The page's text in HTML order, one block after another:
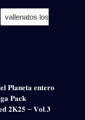
vallenatos los
𝐏𝐥𝐚𝐧𝐞𝐭𝐚 𝐞𝐧𝐭𝐞𝐫𝐨
𝐏𝐚𝐜𝐤
𝟐𝐊𝟐𝟓 – 𝐕𝐨𝐥.𝟑